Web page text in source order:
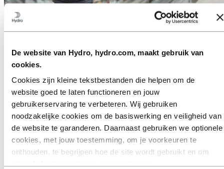
De website van Hydro, hydro.com, maakt gebruik van
cookies.
Cookies zijn kleine tekstbestanden die helpen om de
website goed te laten functioneren en jouw
gebruikerservaring te verbeteren. Wij gebruiken
noodzakelijke cookies om de basiswerking en veiligheid van
de website te garanderen. Daarnaast gebruiken we optionele
cookies, met jouw toestemming, om je voorkeuren te
onthouden, te begrijpen hoe de site wordt gebruikt en om
energiebedrijf dat zaken doet en samenwerkingsverbanden opbouwt
voor een duurzamere toekomst. We hebben 32.000 medewerkers op
meer dan 140 locaties en in 40 landen.
Ga naar:
Producten
Branches waarin we actief zijn
Over aluminium
Innovatie en R&D
Ga naar:Energy
Ga naar: Sustainability
Onze aanpak